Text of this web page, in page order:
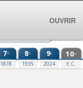
7e
1878
8e
1935
9e
2024
10e
E.C.
OUVRIR